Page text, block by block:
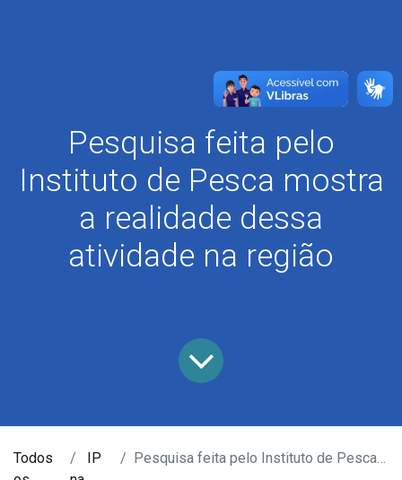
Pesquisa feita pelo
Instituto de Pesca mostra
a realidade dessa
atividade na região
Todos
IP
Pesquisa feita pelo Instituto de Pesca mostra a realidade dessa atividade na região